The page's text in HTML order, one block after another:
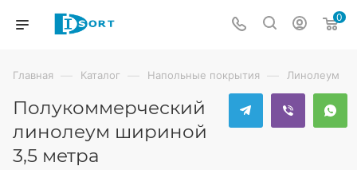
0
Главная — Каталог — Напольные покрытия — Линолеум
Полукоммерческий
линолеум шириной
3,5 метра